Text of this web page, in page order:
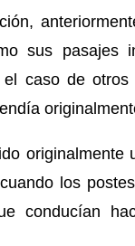
sus pasajes
caso de
los
conducían